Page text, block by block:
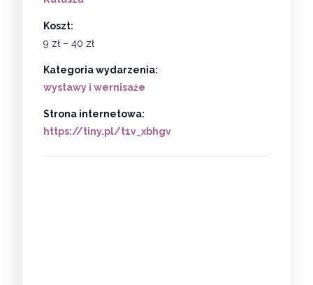
Koszt:
9 zł – 40 zł
Kategoria wydarzenia:
wystawy i wernisaże
Strona internetowa:
https://tiny.pl/t1v_xbhgv